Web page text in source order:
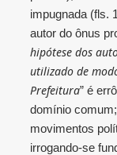
impugnada (fls.
autor do ônus
hipótese dos
utilizado de
Prefeitura” é
domínio
movimentos
irrogando-se